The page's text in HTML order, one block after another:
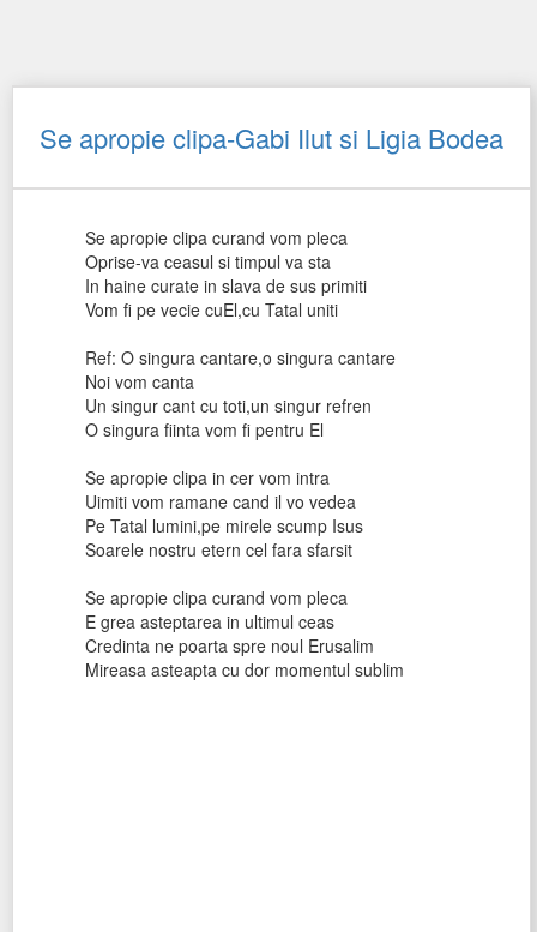
Se apropie clipa-Gabi Ilut si Ligia Bodea
Se apropie clipa curand vom pleca
Oprise-va ceasul si timpul va sta
In haine curate in slava de sus primiti
Vom fi pe vecie cuEl,cu Tatal uniti
Ref: O singura cantare,o singura cantare
Noi vom canta
Un singur cant cu toti,un singur refren
O singura fiinta vom fi pentru El
Se apropie clipa in cer vom intra
Uimiti vom ramane cand il vo vedea
Pe Tatal lumini,pe mirele scump Isus
Soarele nostru etern cel fara sfarsit
Se apropie clipa curand vom pleca
E grea asteptarea in ultimul ceas
Credinta ne poarta spre noul Erusalim
Mireasa asteapta cu dor momentul sublim